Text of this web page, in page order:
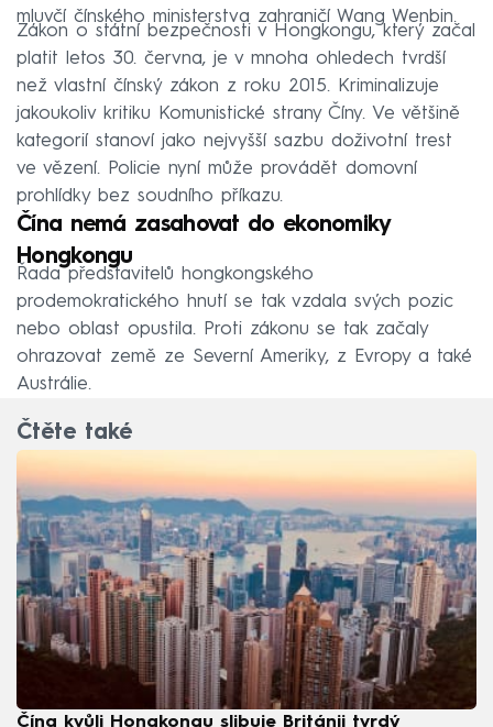
mluvčí čínského ministerstva zahraničí Wang Wenbin.
Zákon o státní bezpečnosti v Hongkongu, který začal
platit letos 30. června, je v mnoha ohledech tvrdší
než vlastní čínský zákon z roku 2015. Kriminalizuje
jakoukoliv kritiku Komunistické strany Číny. Ve většině
kategorií stanoví jako nejvyšší sazbu doživotní trest
ve vězení. Policie nyní může provádět domovní
prohlídky bez soudního příkazu.
Čína nemá zasahovat do ekonomiky
Hongkongu
Řada představitelů hongkongského
prodemokratického hnutí se tak vzdala svých pozic
nebo oblast opustila. Proti zákonu se tak začaly
ohrazovat země ze Severní Ameriky, z Evropy a také
Austrálie.
Čtěte také
Čína kvůli Hongkongu slibuje Británii tvrdý